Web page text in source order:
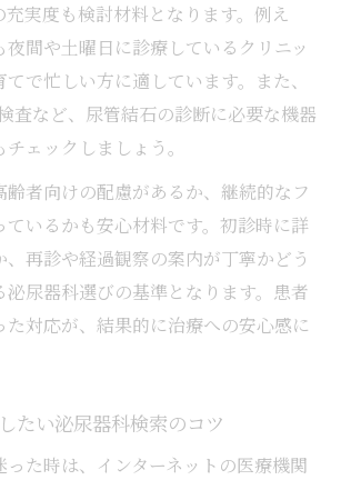
充実度も検討材料となります。例え
夜間や土曜日に診療しているクリニッ
で忙しい方に適しています。また、
査など、尿管結石の診断に必要な機器
ェックしましょう。
齢者向けの配慮があるか、継続的なフ
ているかも安心材料です。初診時に詳
、再診や経過観察の案内が丁寧かどう
泌尿器科選びの基準となります。患者
た対応が、結果的に治療への安心感に
たい泌尿器科検索のコツ
た時は、インターネットの医療機関